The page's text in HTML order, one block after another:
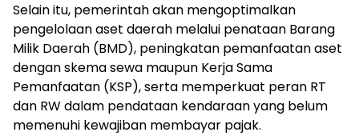
Selain itu, pemerintah akan mengoptimalkan
pengelolaan aset daerah melalui penataan Barang
Milik Daerah (BMD), peningkatan pemanfaatan aset
dengan skema sewa maupun Kerja Sama
Pemanfaatan (KSP), serta memperkuat peran RT
dan RW dalam pendataan kendaraan yang belum
memenuhi kewajiban membayar pajak.